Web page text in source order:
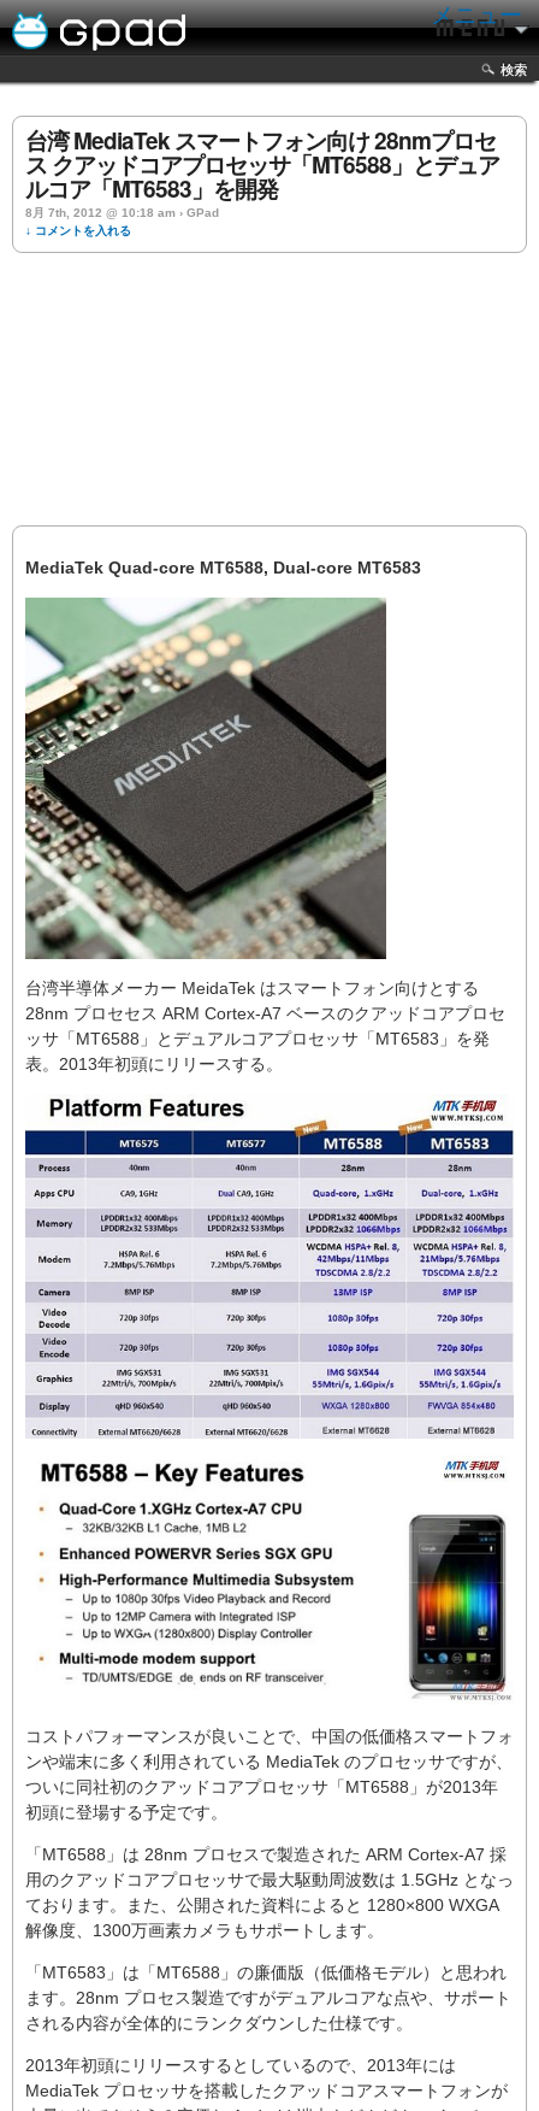
メニュー
検索
台湾 MediaTek スマートフォン向け 28nmプロセ
ス クアッドコアプロセッサ「MT6588」とデュア
ルコア「MT6583」を開発
8月 7th, 2012 @ 10:18 am › GPad
↓ コメントを入れる
MediaTek Quad-core MT6588, Dual-core MT6583
台湾半導体メーカー MeidaTek はスマートフォン向けとする
28nm プロセセス ARM Cortex-A7 ベースのクアッドコアプロセ
ッサ「MT6588」とデュアルコアプロセッサ「MT6583」を発
表。2013年初頭にリリースする。
コストパフォーマンスが良いことで、中国の低価格スマートフォ
ンや端末に多く利用されている MediaTek のプロセッサですが、
ついに同社初のクアッドコアプロセッサ「MT6588」が2013年
初頭に登場する予定です。
「MT6588」は 28nm プロセスで製造された ARM Cortex-A7 採
用のクアッドコアプロセッサで最大駆動周波数は 1.5GHz となっ
ております。また、公開された資料によると 1280×800 WXGA
解像度、1300万画素カメラもサポートします。
「MT6583」は「MT6588」の廉価版（低価格モデル）と思われ
ます。28nm プロセス製造ですがデュアルコアな点や、サポート
される内容が全体的にランクダウンした仕様です。
2013年初頭にリリースするとしているので、2013年には
MediaTek プロセッサを搭載したクアッドコアスマートフォンが